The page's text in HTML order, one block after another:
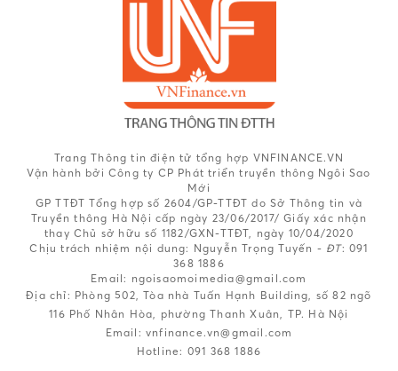
Trang Thông tin điện tử tổng hợp VNFINANCE.VN
Vận hành bởi Công ty CP Phát triển truyền thông Ngôi Sao
Mới
GP TTĐT Tổng hợp số 2604/GP-TTĐT do Sở Thông tin và
Truyền thông Hà Nội cấp ngày 23/06/2017/ Giấy xác nhận
thay Chủ sở hữu số 1182/GXN-TTĐT, ngày 10/04/2020
Chịu trách nhiệm nội dung: Nguyễn Trọng Tuyến - ĐT: 091
368 1886
Email: ngoisaomoimedia@gmail.com
Địa chỉ: Phòng 502, Tòa nhà Tuấn Hạnh Building, số 82 ngõ
116 Phố Nhân Hòa, phường Thanh Xuân, TP. Hà Nội
Email: vnfinance.vn@gmail.com
Hotline: 091 368 1886